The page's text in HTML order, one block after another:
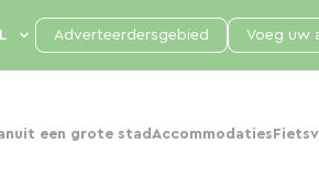
een grote stad Accommodaties
Adverteerdersgebied Voeg uw